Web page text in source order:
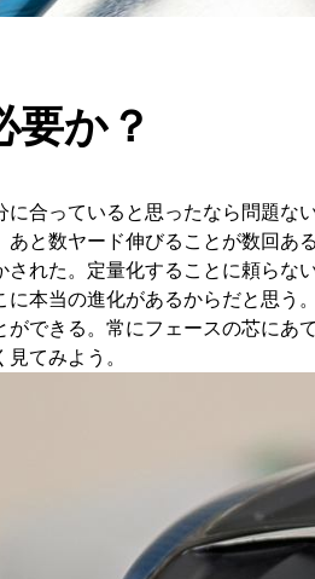
要か？
に合っていると思ったなら問題な
あと数ヤード伸びることが数回あ
された。定量化することに頼ら
に本当の進化があるからだと思う
ができる。常にフェースの芯にあ
てみよう。